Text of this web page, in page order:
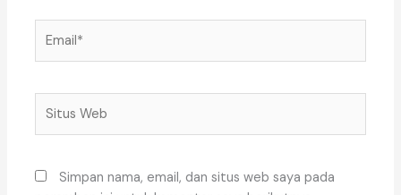
Web
Simpan nama, email, dan situs web saya pada